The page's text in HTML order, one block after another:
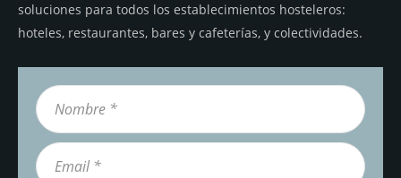
soluciones para todos los establecimientos hosteleros:
hoteles, restaurantes, bares y cafeterías, y colectividades.